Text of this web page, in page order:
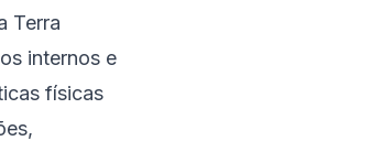
Terra
internos e
físicas